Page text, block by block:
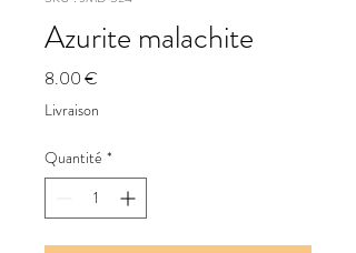
Azurite malachite
8.00 €
Livraison
Quantité *